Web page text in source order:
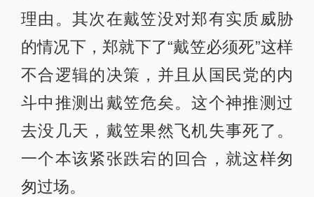
理由。其次在戴笠没对郑有实质威胁
的情况下，郑就下了“戴笠必须死”这样
不合逻辑的决策，并且从国民党的内
斗中推测出戴笠危矣。这个神推测过
去没几天，戴笠果然飞机失事死了。
一个本该紧张跌宕的回合，就这样匆
匆过场。